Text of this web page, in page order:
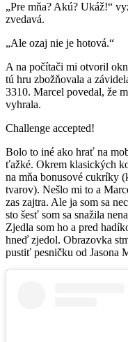
„Pre mňa? Akú? Ukáž!“
zvedavá.
„Ale ozaj nie je hotová.“
A na počítači mi otvoril
tú hru zbožňovala a
3310. Marcel povedal, že
vyhrala.
Challenge accepted!
Bolo to iné ako hrať na
ťažké. Okrem klasických
na mňa bonusové cukríky
tvarov). Nešlo mi to a
zas zajtra. Ale ja som sa
sto šesť som sa snažila
Zjedla som ho a pred
hneď zjedol. Obrazovka
pustiť pesničku od Jasona